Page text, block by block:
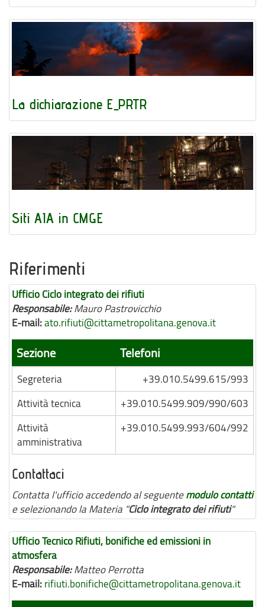
La dichiarazione E_PRTR
Siti AIA in CMGE
Riferimenti
Ufficio Ciclo integrato dei rifiuti
Responsabile:Mauro Pastrovicchio
E-mail:ato.rifiuti@cittametropolitana.genova.it
Sezione Telefoni
Segreteria
+39.010.5499.615/993
Attività tecnica
+39.010.5499.909/990/603
Attività
amministrativa
+39.010.5499.993/604/992
Contattaci
Contatta l'ufficio accedendo al seguentemodulo contatti
e selezionando la Materia "Ciclo integrato dei rifiuti"
Ufficio Tecnico Rifiuti, bonifiche ed emissioni in
atmosfera
Responsabile:Matteo Perrotta
E-mail: rifiuti.bonifiche@cittametropolitana.genova.it